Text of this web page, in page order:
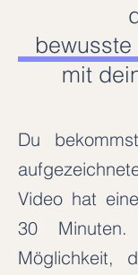
mit
Du
Video hat
30
Möglichkeit,